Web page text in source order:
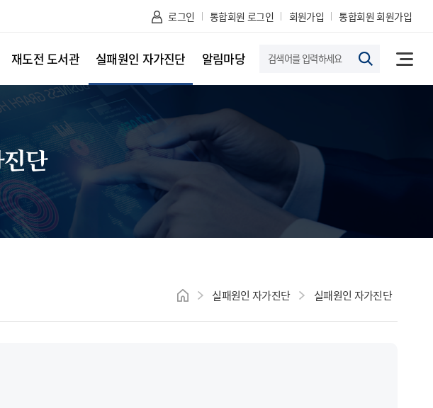
로그인 통합회원 로그인 회원가입 통합회원 회원가입
재도전 도서관 실패원인 자가진단 알림마당
단
실패원인 자가진단 실패원인 자가진단